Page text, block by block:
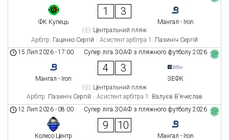
ФК Купець
1 3
Мангал - Iron
Центральний пляж
Арбітр: Гаценко Сергій Асистент арбітра 1: Пазиніч Сергій
Супер ліга ЗОАФ з пляжного футболу 2026
15 Лип 2026 -17:00
Мангал - Iron
4 3
ЗЕФК
Центральний пляж
Арбітр: Пазиніч Сергій Асистент арбітра 1: Валуєв В’ячеслав
Супер ліга ЗОАФ з пляжного футболу 2026
12 Лип 2026 - 08:00
Колесо Центр
9 10
Мангал - Iron